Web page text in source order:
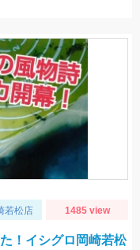
若松店 1485 view
！イシグロ岡崎若松